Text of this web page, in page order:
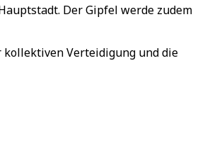
Der Gipfel werde zudem
kollektiven Verteidigung und die